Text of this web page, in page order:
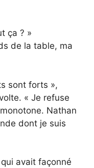
ça ? »
de la table, ma
sont forts »,
« Je refuse
Nathan
dont je suis
avait façonné